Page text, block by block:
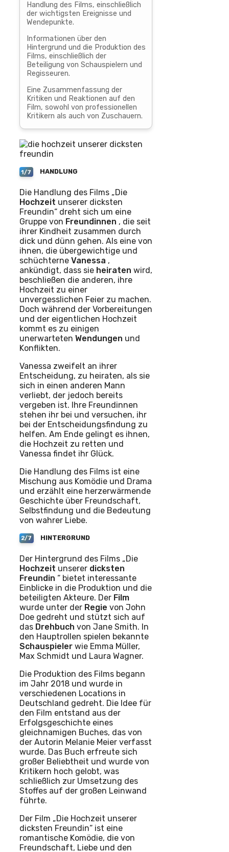
Handlung des Films, einschließlich
der wichtigsten Ereignisse und
Wendepunkte.
Informationen über den
Hintergrund und die Produktion des
Films, einschließlich der
Beteiligung von Schauspielern und
Regisseuren.
Eine Zusammenfassung der
Kritiken und Reaktionen auf den
Film, sowohl von professionellen
Kritikern als auch von Zuschauern.
1/7 HANDLUNG
Die Handlung des Films „Die
Hochzeit unserer dicksten
Freundin“ dreht sich um eine
Gruppe von Freundinnen , die seit
ihrer Kindheit zusammen durch
dick und dünn gehen. Als eine von
ihnen, die übergewichtige und
schüchterne Vanessa ,
ankündigt, dass sie heiraten wird,
beschließen die anderen, ihre
Hochzeit zu einer
unvergesslichen Feier zu machen.
Doch während der Vorbereitungen
und der eigentlichen Hochzeit
kommt es zu einigen
unerwarteten Wendungen und
Konflikten.
Vanessa zweifelt an ihrer
Entscheidung, zu heiraten, als sie
sich in einen anderen Mann
verliebt, der jedoch bereits
vergeben ist. Ihre Freundinnen
stehen ihr bei und versuchen, ihr
bei der Entscheidungsfindung zu
helfen. Am Ende gelingt es ihnen,
die Hochzeit zu retten und
Vanessa findet ihr Glück.
Die Handlung des Films ist eine
Mischung aus Komödie und Drama
und erzählt eine herzerwärmende
Geschichte über Freundschaft,
Selbstfindung und die Bedeutung
von wahrer Liebe.
2/7 HINTERGRUND
Der Hintergrund des Films „Die
Hochzeit unserer dicksten
Freundin “ bietet interessante
Einblicke in die Produktion und die
beteiligten Akteure. Der Film
wurde unter der Regie von John
Doe gedreht und stützt sich auf
das Drehbuch von Jane Smith. In
den Hauptrollen spielen bekannte
Schauspieler wie Emma Müller,
Max Schmidt und Laura Wagner.
Die Produktion des Films begann
im Jahr 2018 und wurde in
verschiedenen Locations in
Deutschland gedreht. Die Idee für
den Film entstand aus der
Erfolgsgeschichte eines
gleichnamigen Buches, das von
der Autorin Melanie Meier verfasst
wurde. Das Buch erfreute sich
großer Beliebtheit und wurde von
Kritikern hoch gelobt, was
schließlich zur Umsetzung des
Stoffes auf der großen Leinwand
führte.
Der Film „Die Hochzeit unserer
dicksten Freundin“ ist eine
romantische Komödie, die von
Freundschaft, Liebe und den